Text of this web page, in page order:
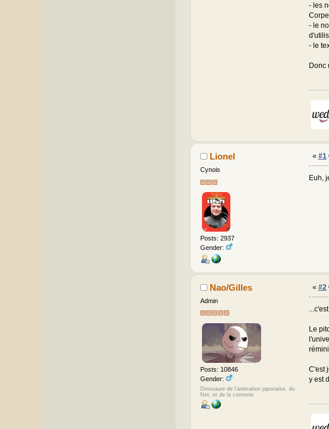
- les
- le
- le
Donc
Lionel
Cynois
Posts: 2937
Gender:
« #1
Euh,
Nao/Gilles
Admin
Posts: 10846
Gender:
Dinosaure de l'animation japonaise, du
Net, et de la connerie.
« #2
Le
C'est
y est